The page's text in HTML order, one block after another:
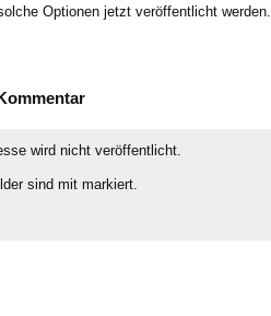
Optionen jetzt veröffentlicht werden.
wird nicht veröffentlicht.
sind mit markiert.